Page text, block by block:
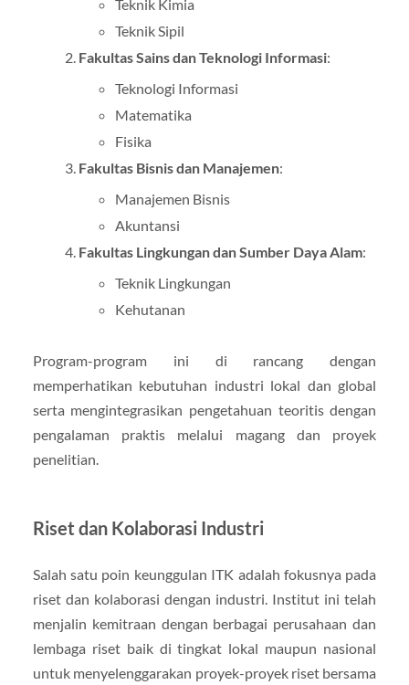
Teknik Kimia
Teknik Sipil
Fakultas Sains dan Teknologi Informasi:
Teknologi Informasi
Matematika
Fisika
Fakultas Bisnis dan Manajemen:
Manajemen Bisnis
Akuntansi
Fakultas Lingkungan dan Sumber Daya Alam:
Teknik Lingkungan
Kehutanan
Program-program ini di rancang dengan
memperhatikan kebutuhan industri lokal dan global
serta mengintegrasikan pengetahuan teoritis dengan
pengalaman praktis melalui magang dan proyek
penelitian.
Riset dan Kolaborasi Industri
Salah satu poin keunggulan ITK adalah fokusnya pada
riset dan kolaborasi dengan industri. Institut ini telah
menjalin kemitraan dengan berbagai perusahaan dan
lembaga riset baik di tingkat lokal maupun nasional
untuk menyelenggarakan proyek-proyek riset bersama